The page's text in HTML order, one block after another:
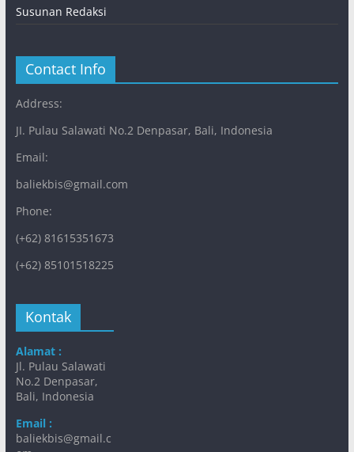
Susunan Redaksi
Contact Info
Address:
JI. Pulau Salawati No.2 Denpasar, Bali, Indonesia
Email:
baliekbis@gmail.com
Phone:
(+62) 81615351673
(+62) 85101518225
Kontak
Alamat :
Jl. Pulau Salawati
No.2 Denpasar,
Bali, Indonesia
Email :
baliekbis@gmail.c